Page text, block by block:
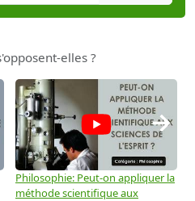
elles ?
Philosophie: Peut-on appliquer la
méthode scientifique aux
→